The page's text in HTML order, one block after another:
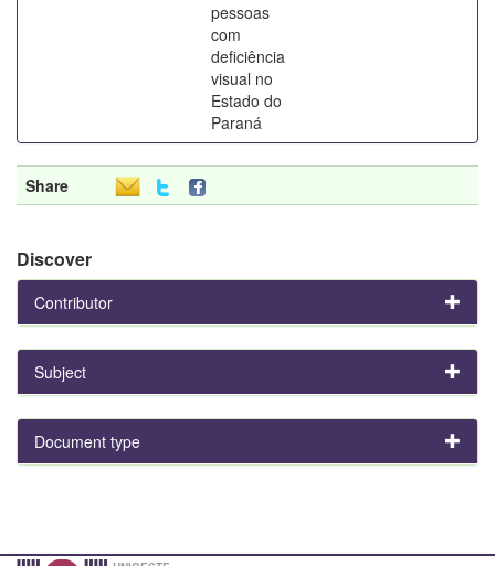
pessoas
com
deficiência
visual no
Estado do
Paraná
Share
Discover
Contributor
Subject
Document type